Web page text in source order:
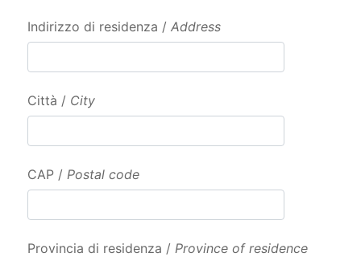
Indirizzo di residenza / Address
Città / City
CAP / Postal code
Provincia di residenza / Province of residence